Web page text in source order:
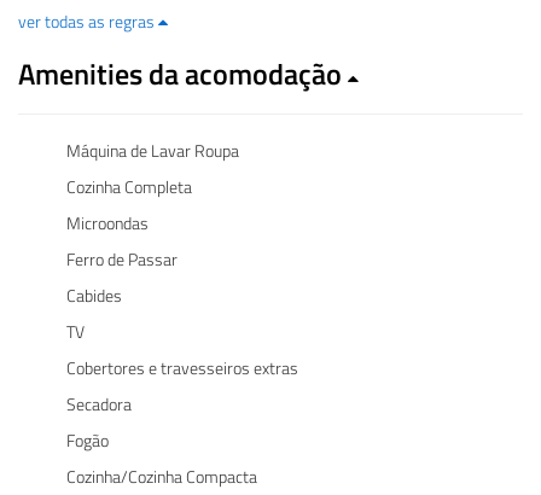
ver todas as regras
Amenities da acomodação
Máquina de Lavar Roupa
Cozinha Completa
Microondas
Ferro de Passar
Cabides
TV
Cobertores e travesseiros extras
Secadora
Fogão
Cozinha/Cozinha Compacta